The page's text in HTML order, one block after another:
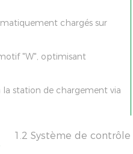
chargés sur
"W", optimisant
station de chargement via
1.2 Système de